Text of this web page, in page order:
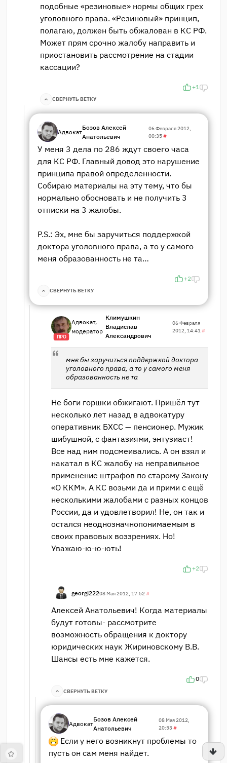
подобные «резиновые» нормы общих грех
уголовного права. «Резиновый» принцип,
полагаю, должен быть обжалован в КС РФ.
Может прям срочно жалобу направить и
приостановить рассмотрение на стадии
кассации?
+1
СВЕРНУТЬ ВЕТКУ
Адвокат
Бозов Алексей
Анатольевич
06 Февраля 2012,
00:35#
У меня 3 дела по 286 ждут своего часа
для КС РФ. Главный довод это нарушение
принципа правой определенности.
Собираю материалы на эту тему, что бы
нормально обосновать и не получить 3
отписки на 3 жалобы.
P.S.: Эх, мне бы заручиться поддержкой
доктора уголовного права, а то у самого
меня образованность не та…
+2
СВЕРНУТЬ ВЕТКУ
ПРО
Адвокат,
модератор
Климушкин
Владислав
Александрович
06 Февраля
2012, 14:41#
мне бы заручиться поддержкой доктора
уголовного права, а то у самого меня
образованность не та
Не боги горшки обжигают. Пришёл тут
несколько лет назад в адвокатуру
оперативник БХСС — пенсионер. Мужик
шибушной, с фантазиями, энтузиаст!
Все над ним подсмеивались. А он взял и
накатал в КС жалобу на неправильное
применение штрафов по старому Закону
«О ККМ». А КС возьми да и прими с ещё
несколькими жалобами с разных концов
России, да и удовлетворил! Не, он так и
остался неоднозначнопонимаемым в
своих правовых воззрениях. Но!
Уважаю-ю-ю-ють!
+2
georgi22208 Мая 2012, 17:52 #
Алексей Анатольевич! Когда материалы
будут готовы- рассмотрите
возможность обращения к доктору
юридических наук Жириновскому В.В.
Шансы есть мне кажется.
0
СВЕРНУТЬ ВЕТКУ
Адвокат
Бозов Алексей
Анатольевич
08 Мая 2012,
20:53#
Если у него возникнут проблемы то
пусть он сам меня найдет.